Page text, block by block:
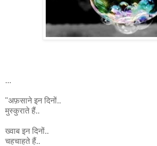
...
"अफ़साने इन दिनों..
मुस्कुराते हैं..
ख्वाब इन दिनों..
चहचाहते हैं..